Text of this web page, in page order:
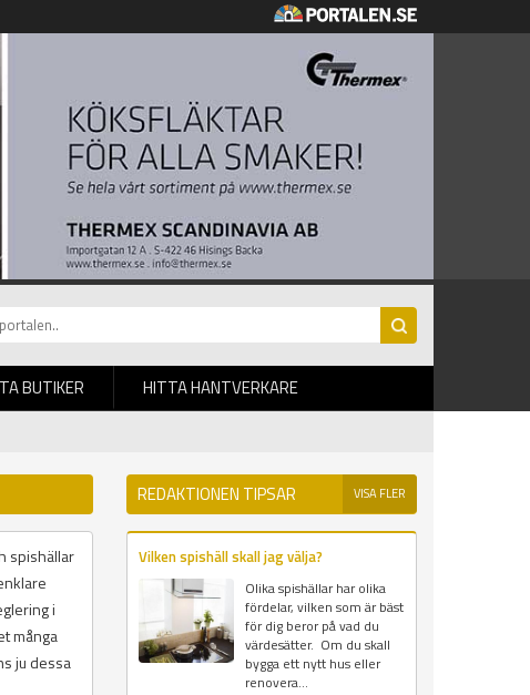
BUTIKER HITTA HANTVERKARE
spishällar
i
många
ju dessa
REDAKTIONEN TIPSAR VISA FLER
Vilken spishäll skall jag välja?
Olika spishällar har olika
fördelar, vilken som är bäst
för dig beror på vad du
värdesätter. Om du skall
bygga ett nytt hus eller
renovera...